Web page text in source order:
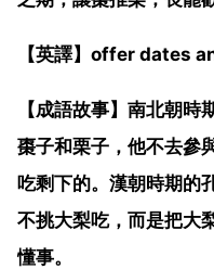
【英譯】offer dates
【成語故事】南北朝
棗子和栗子，他不去參
吃剩下的。漢朝時期的
不挑大梨吃，而是把大
懂事。